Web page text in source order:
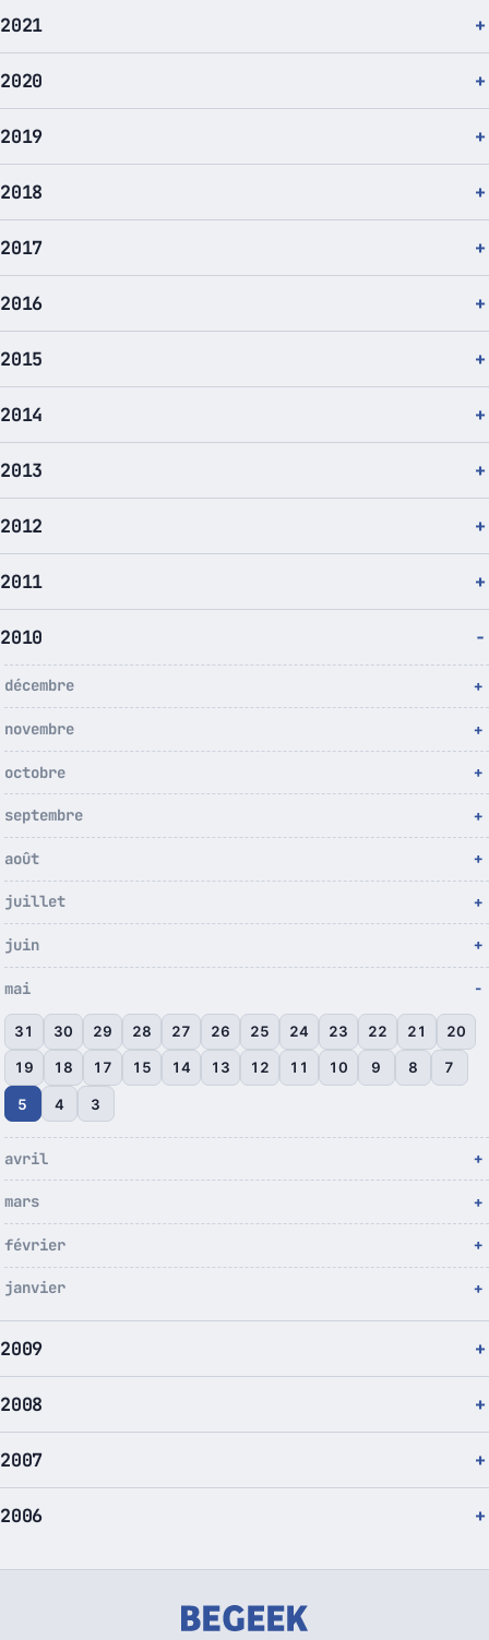
2021
2020
2019
2018
2017
2016
2015
2014
2013
2012
2011
2010
décembre
novembre
octobre
septembre
août
juillet
juin
mai
31 30 29 28 27 26 25 24 23 22 21 20
19 18 17 15 14 13 12 11 10 9 8 7
5 4 3
avril
mars
février
janvier
2009
2008
2007
2006